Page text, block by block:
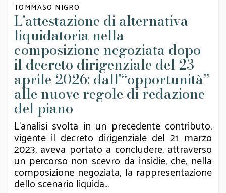
TOMMASO NIGRO
L'attestazione di alternativa
liquidatoria nella
composizione negoziata dopo
il decreto dirigenziale del 23
aprile 2026: dall'“opportunità”
alle nuove regole di redazione
del piano
L’analisi svolta in un precedente contributo,
vigente il decreto dirigenziale del 21 marzo
2023, aveva portato a concludere, attraverso
un percorso non scevro da insidie, che, nella
composizione negoziata, la rappresentazione
dello scenario liquida...